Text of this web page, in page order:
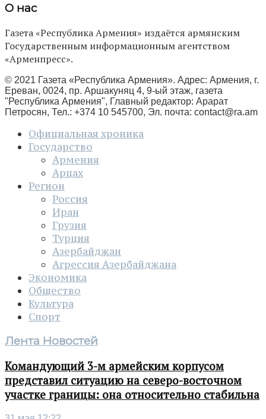
О нас
Газета «Республика Армения» издаётся армянским
Государственным информационным агентством
«Арменпресс».
© 2021 Газета «Республика Армения». Адрес: Армения, г.
Ереван, 0024, пр. Аршакуняц 4, 9-ый этаж, газета
"Республика Армения", Главный редактор: Арарат
Петросян, Тел.: +374 10 545700, Эл. почта: contact@ra.am
Официальная хроника
Государство
Армения
Арцах
Регион
Россия
Иран
Грузия
Турция
Азербайджан
Агрессия Азербайджана
Экономика
Общество
Культура
Спорт
Лента Новостей
Командующий 3-м армейским корпусом
представил ситуацию на северо-восточном
участке границы: она относительно стабильна